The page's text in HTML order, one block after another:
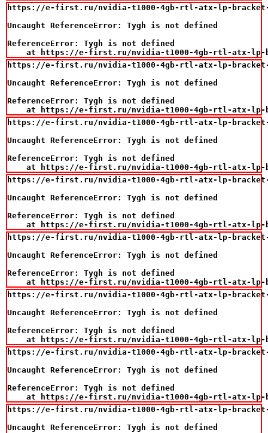
https://e-first.ru/nvidia-t1000-4gb-rtl-atx-lp-bracket-
Uncaught ReferenceError: Tygh is not defined
ReferenceError: Tygh is not defined
at https://e-first.ru/nvidia-t1000-4gb-rtl-atx-
https://e-first.ru/nvidia-t1000-4gb-rtl-atx-lp-bracket-
Uncaught ReferenceError: Tygh is not defined
ReferenceError: Tygh is not defined
at https://e-first.ru/nvidia-t1000-4gb-rtl-atx-
https://e-first.ru/nvidia-t1000-4gb-rtl-atx-lp-bracket-
Uncaught ReferenceError: Tygh is not defined
ReferenceError: Tygh is not defined
at https://e-first.ru/nvidia-t1000-4gb-rtl-atx-
https://e-first.ru/nvidia-t1000-4gb-rtl-atx-lp-bracket-
Uncaught ReferenceError: Tygh is not defined
ReferenceError: Tygh is not defined
at https://e-first.ru/nvidia-t1000-4gb-rtl-atx-
https://e-first.ru/nvidia-t1000-4gb-rtl-atx-lp-bracket-
Uncaught ReferenceError: Tygh is not defined
ReferenceError: Tygh is not defined
at https://e-first.ru/nvidia-t1000-4gb-rtl-atx-
https://e-first.ru/nvidia-t1000-4gb-rtl-atx-lp-bracket-
Uncaught ReferenceError: Tygh is not defined
ReferenceError: Tygh is not defined
at https://e-first.ru/nvidia-t1000-4gb-rtl-atx-
https://e-first.ru/nvidia-t1000-4gb-rtl-atx-lp-bracket-
Uncaught ReferenceError: Tygh is not defined
ReferenceError: Tygh is not defined
at https://e-first.ru/nvidia-t1000-4gb-rtl-atx-
https://e-first.ru/nvidia-t1000-4gb-rtl-atx-lp-bracket-
Uncaught ReferenceError: Tygh is not defined